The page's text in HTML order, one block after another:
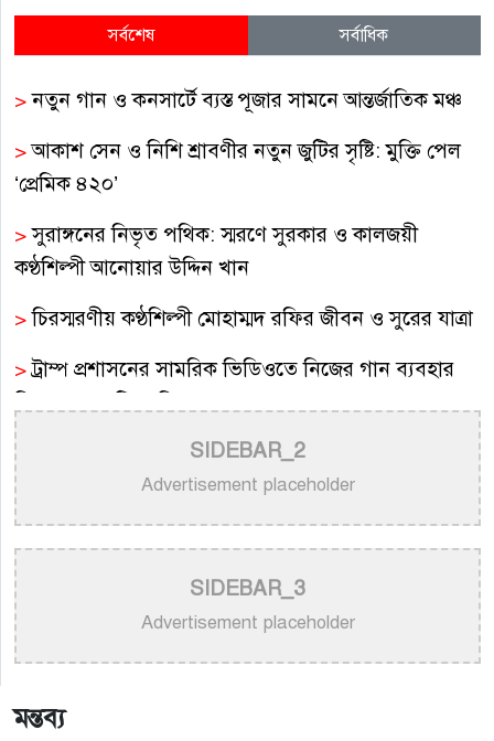
সর্বশেষ সর্বাধিক
>নতুন গান ও কনসার্টে ব্যস্ত পূজার সামনে আন্তর্জাতিক মঞ্চ
>আকাশ সেন ও নিশি শ্রাবণীর নতুন জুটির সৃষ্টি: মুক্তি পেল
‘প্রেমিক ৪২০’
>সুরাঙ্গনের নিভৃত পথিক: স্মরণে সুরকার ও কালজয়ী
কণ্ঠশিল্পী আনোয়ার উদ্দিন খান
>চিরস্মরণীয় কণ্ঠশিল্পী মোহাম্মদ রফির জীবন ও সুরের যাত্রা
>ট্রাম্প প্রশাসনের সামরিক ভিডিওতে নিজের গান ব্যবহার
>
নতুন করে ভাইরাল ‘আজ কেন মন উদাসী হয়ে’ গানের
পেছনের গল্প
>
বাংলাদেশ বেতারে সুরকার ও সংগীত পরিচালক হিসেবে
তালিকাভুক্ত হলেন ৯২ শিল্পী
>একই দিনে জন্ম, সুরের টানে বাঁধা পড়া বাংলা গানের অমর
জুটি
SIDEBAR_2
Advertisement placeholder
SIDEBAR_3
Advertisement placeholder
মন্তব্য